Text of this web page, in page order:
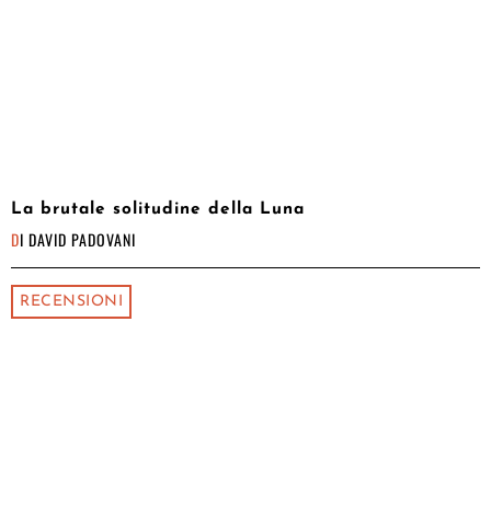
La brutale solitudine della Luna
DI DAVID PADOVANI
RECENSIONI